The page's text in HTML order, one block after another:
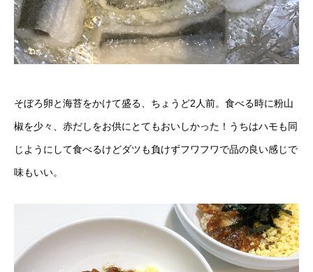
そぼろ卵と海苔をかけて盛る、ちょうど2人前。食べる時に粉山
椒を少々、赤だしをお供にとてもおいしかった！うちはハモも同
じようにして食べるけどダツも負けずフワフワで品の良い感じで
味もいい。